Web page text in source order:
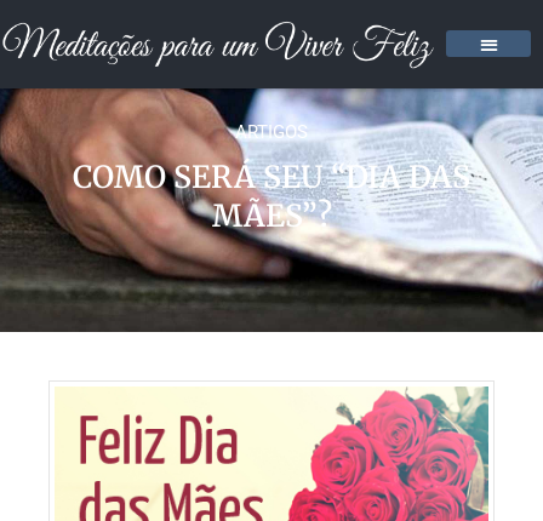
ARTIGOS
COMO SERÁ SEU “DIA DAS
MÃES”?